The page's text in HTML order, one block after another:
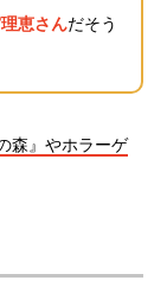
恵さんだそう
森』やホラーゲ